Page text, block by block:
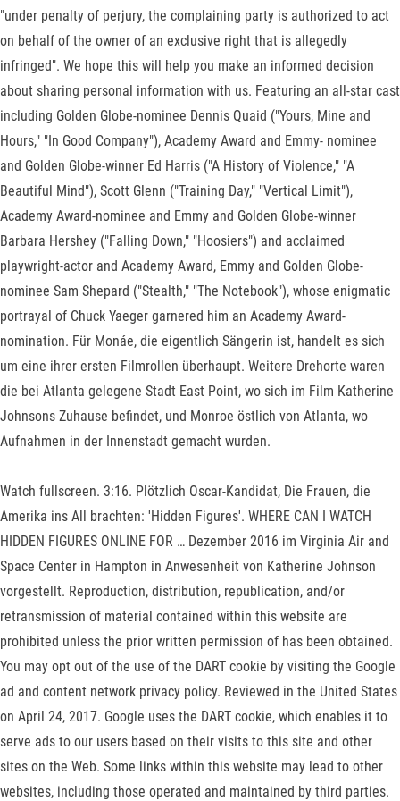
"under penalty of perjury, the complaining party is authorized to act
on behalf of the owner of an exclusive right that is allegedly
infringed". We hope this will help you make an informed decision
about sharing personal information with us. Featuring an all-star cast
including Golden Globe-nominee Dennis Quaid ("Yours, Mine and
Hours," "In Good Company"), Academy Award and Emmy- nominee
and Golden Globe-winner Ed Harris ("A History of Violence," "A
Beautiful Mind"), Scott Glenn ("Training Day," "Vertical Limit"),
Academy Award-nominee and Emmy and Golden Globe-winner
Barbara Hershey ("Falling Down," "Hoosiers") and acclaimed
playwright-actor and Academy Award, Emmy and Golden Globe-
nominee Sam Shepard ("Stealth," "The Notebook"), whose enigmatic
portrayal of Chuck Yaeger garnered him an Academy Award-
nomination. Für Monáe, die eigentlich Sängerin ist, handelt es sich
um eine ihrer ersten Filmrollen überhaupt. Weitere Drehorte waren
die bei Atlanta gelegene Stadt East Point, wo sich im Film Katherine
Johnsons Zuhause befindet, und Monroe östlich von Atlanta, wo
Aufnahmen in der Innenstadt gemacht wurden.
Watch fullscreen. 3:16. Plötzlich Oscar-Kandidat, Die Frauen, die
Amerika ins All brachten: 'Hidden Figures'. WHERE CAN I WATCH
HIDDEN FIGURES ONLINE FOR … Dezember 2016 im Virginia Air and
Space Center in Hampton in Anwesenheit von Katherine Johnson
vorgestellt. Reproduction, distribution, republication, and/or
retransmission of material contained within this website are
prohibited unless the prior written permission of has been obtained.
You may opt out of the use of the DART cookie by visiting the Google
ad and content network privacy policy. Reviewed in the United States
on April 24, 2017. Google uses the DART cookie, which enables it to
serve ads to our users based on their visits to this site and other
sites on the Web. Some links within this website may lead to other
websites, including those operated and maintained by third parties.